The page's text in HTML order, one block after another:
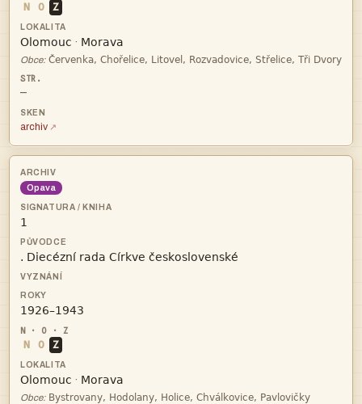
N O Z
 · 
Obce: 
—
archiv
Opava



N O Z
 · 
Obce: 